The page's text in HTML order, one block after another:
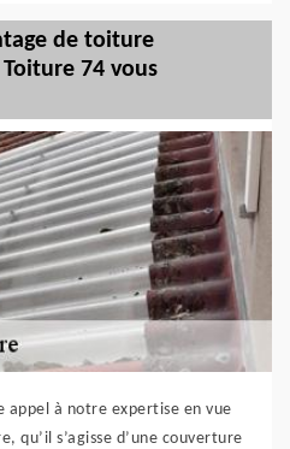
de toiture
74 vous
appel à notre expertise en vue
qu’il s’agisse d’une couverture